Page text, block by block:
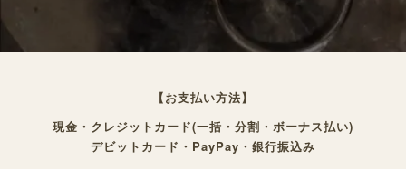
【お支払い方法】
現金・クレジットカード(一括・分割・ボーナス払い)
デビットカード・PayPay・銀行振込み